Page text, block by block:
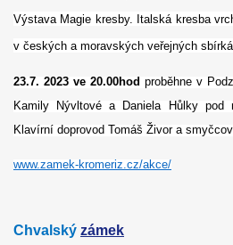
Výstava Magie kresby. Italská kresba
v českých a moravských veřejných
23.7. 2023 ve 20.00hod proběhne v
Kamily Nývltové a Daniela Hůlky pod
Klavírní doprovod Tomáš Živor a
www.zamek-kromeriz.cz/akce/
Chvalský zámek